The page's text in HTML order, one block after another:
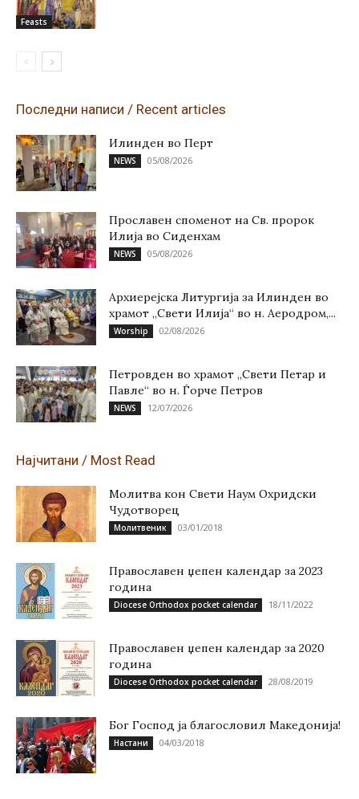
Feasts
Последни написи / Recent articles
Илинден во Перт
NEWS 05/08/2026
Прославен споменот на Св. пророк
Илија во Сиденхам
NEWS 05/08/2026
Архиерејска Литургија за Илинден во
храмот „Свети Илија“ во н. Аеродром,...
Worship 02/08/2026
Петровден во храмот „Свети Петар и
Павле“ во н. Ѓорче Петров
NEWS 12/07/2026
Најчитани / Most Read
Молитва кон Свети Наум Охридски
Чудотворец
Молитвеник 03/01/2018
Православен џепен календар за 2023
година
Diocese Orthodox pocket calendar 18/11/2022
Православен џепен календар за 2020
година
Diocese Orthodox pocket calendar 28/08/2019
Бог Господ ја благословил Македонија!
Настани 04/03/2018